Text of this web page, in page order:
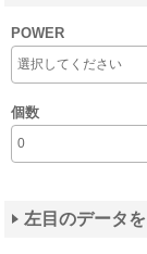
POWER
個数
左目のデータ